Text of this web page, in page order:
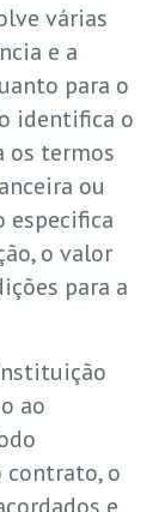
várias
e a
para o
identifica o
os termos
ou
especifica
o valor
para a
ao
contrato, o